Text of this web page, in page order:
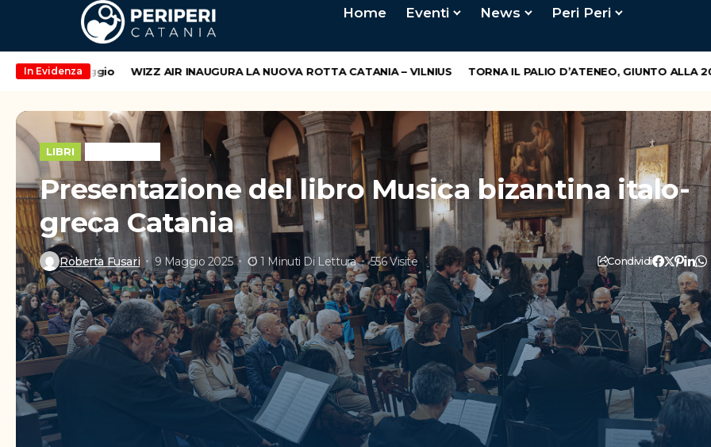
Home Eventi News Peri Peri
In Evidenza
di maggio WIZZ AIR INAUGURA LA NUOVA ROTTA CATANIA – VILNIUS TORNA IL PALIO D’ATENEO, GIUNTO ALLA 20°
LIBRI
Presentazione del libro Musica bizantina italo-
greca Catania
Roberta Fusari 9 Maggio 2025 1 Minuti Di Lettura 556 Visite Condividi